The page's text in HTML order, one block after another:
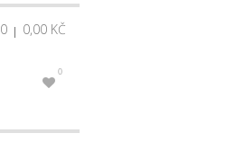
0 0,00 KČ
0